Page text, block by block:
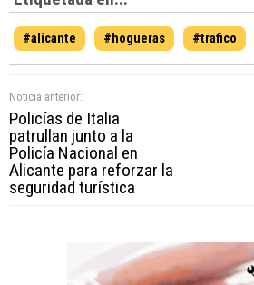
#alicante #hogueras #trafico
Noticia anterior:
Policías de Italia
patrullan junto a la
Policía Nacional en
Alicante para reforzar la
seguridad turística